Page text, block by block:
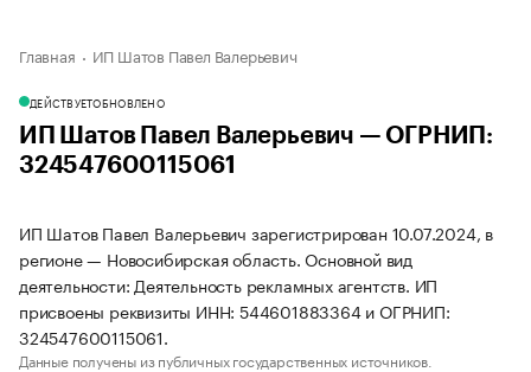
Главная ИП Шатов Павел Валерьевич
ДЕЙСТВУЕТОБНОВЛЕНО
ИП Шатов Павел Валерьевич — ОГРНИП:
324547600115061
ИП Шатов Павел Валерьевич зарегистрирован 10.07.2024, в
регионе — Новосибирская область. Основной вид
деятельности: Деятельность рекламных агентств. ИП
присвоены реквизиты ИНН: 544601883364 и ОГРНИП:
324547600115061.
Данные получены из публичных государственных источников.